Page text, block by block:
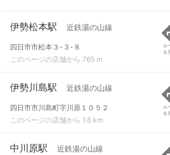
伊勢松本駅 近鉄湯の山線
四日市市松本３-３-８
このページの店舗から 765 m
ル
を
伊勢川島駅 近鉄湯の山線
四日市市川島町字川原１０５２
このページの店舗から 1.6 km
ル
を
中川原駅 近鉄湯の山線